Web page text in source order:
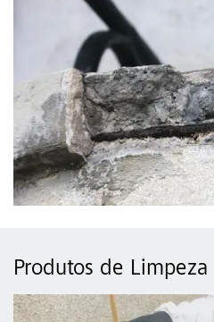
Produtos de Limpeza